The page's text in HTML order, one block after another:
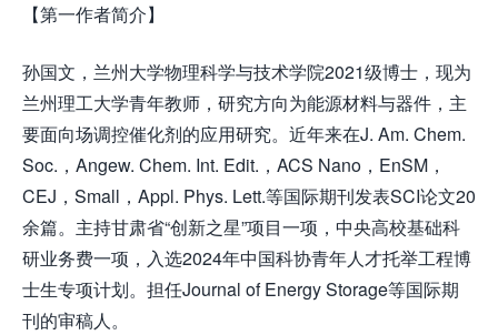
【第一作者简介】
孙国文，兰州大学物理科学与技术学院2021级博士，现为
兰州理工大学青年教师，研究方向为能源材料与器件，主
要面向场调控催化剂的应用研究。近年来在J. Am. Chem.
Soc.，Angew. Chem. Int. Edit.，ACS Nano，EnSM，
CEJ，Small，Appl. Phys. Lett.等国际期刊发表SCI论文20
余篇。主持甘肃省“创新之星”项目一项，中央高校基础科
研业务费一项，入选2024年中国科协青年人才托举工程博
士生专项计划。担任Journal of Energy Storage等国际期
刊的审稿人。